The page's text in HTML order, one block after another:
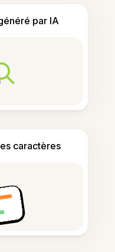
par IA
caractères